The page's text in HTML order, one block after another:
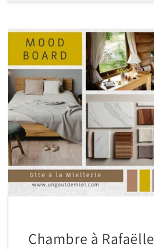
Chambre à Rafaëlle